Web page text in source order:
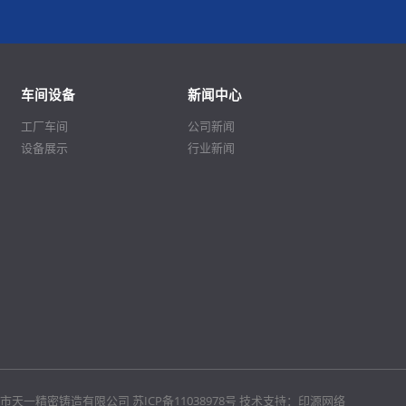
机加工
探索更多
车间设备
工厂车间
设备展示
新闻中心
公司新闻
行业新闻
天一精密铸造有限公司 苏ICP备11038978号 技术支持： 印源网络